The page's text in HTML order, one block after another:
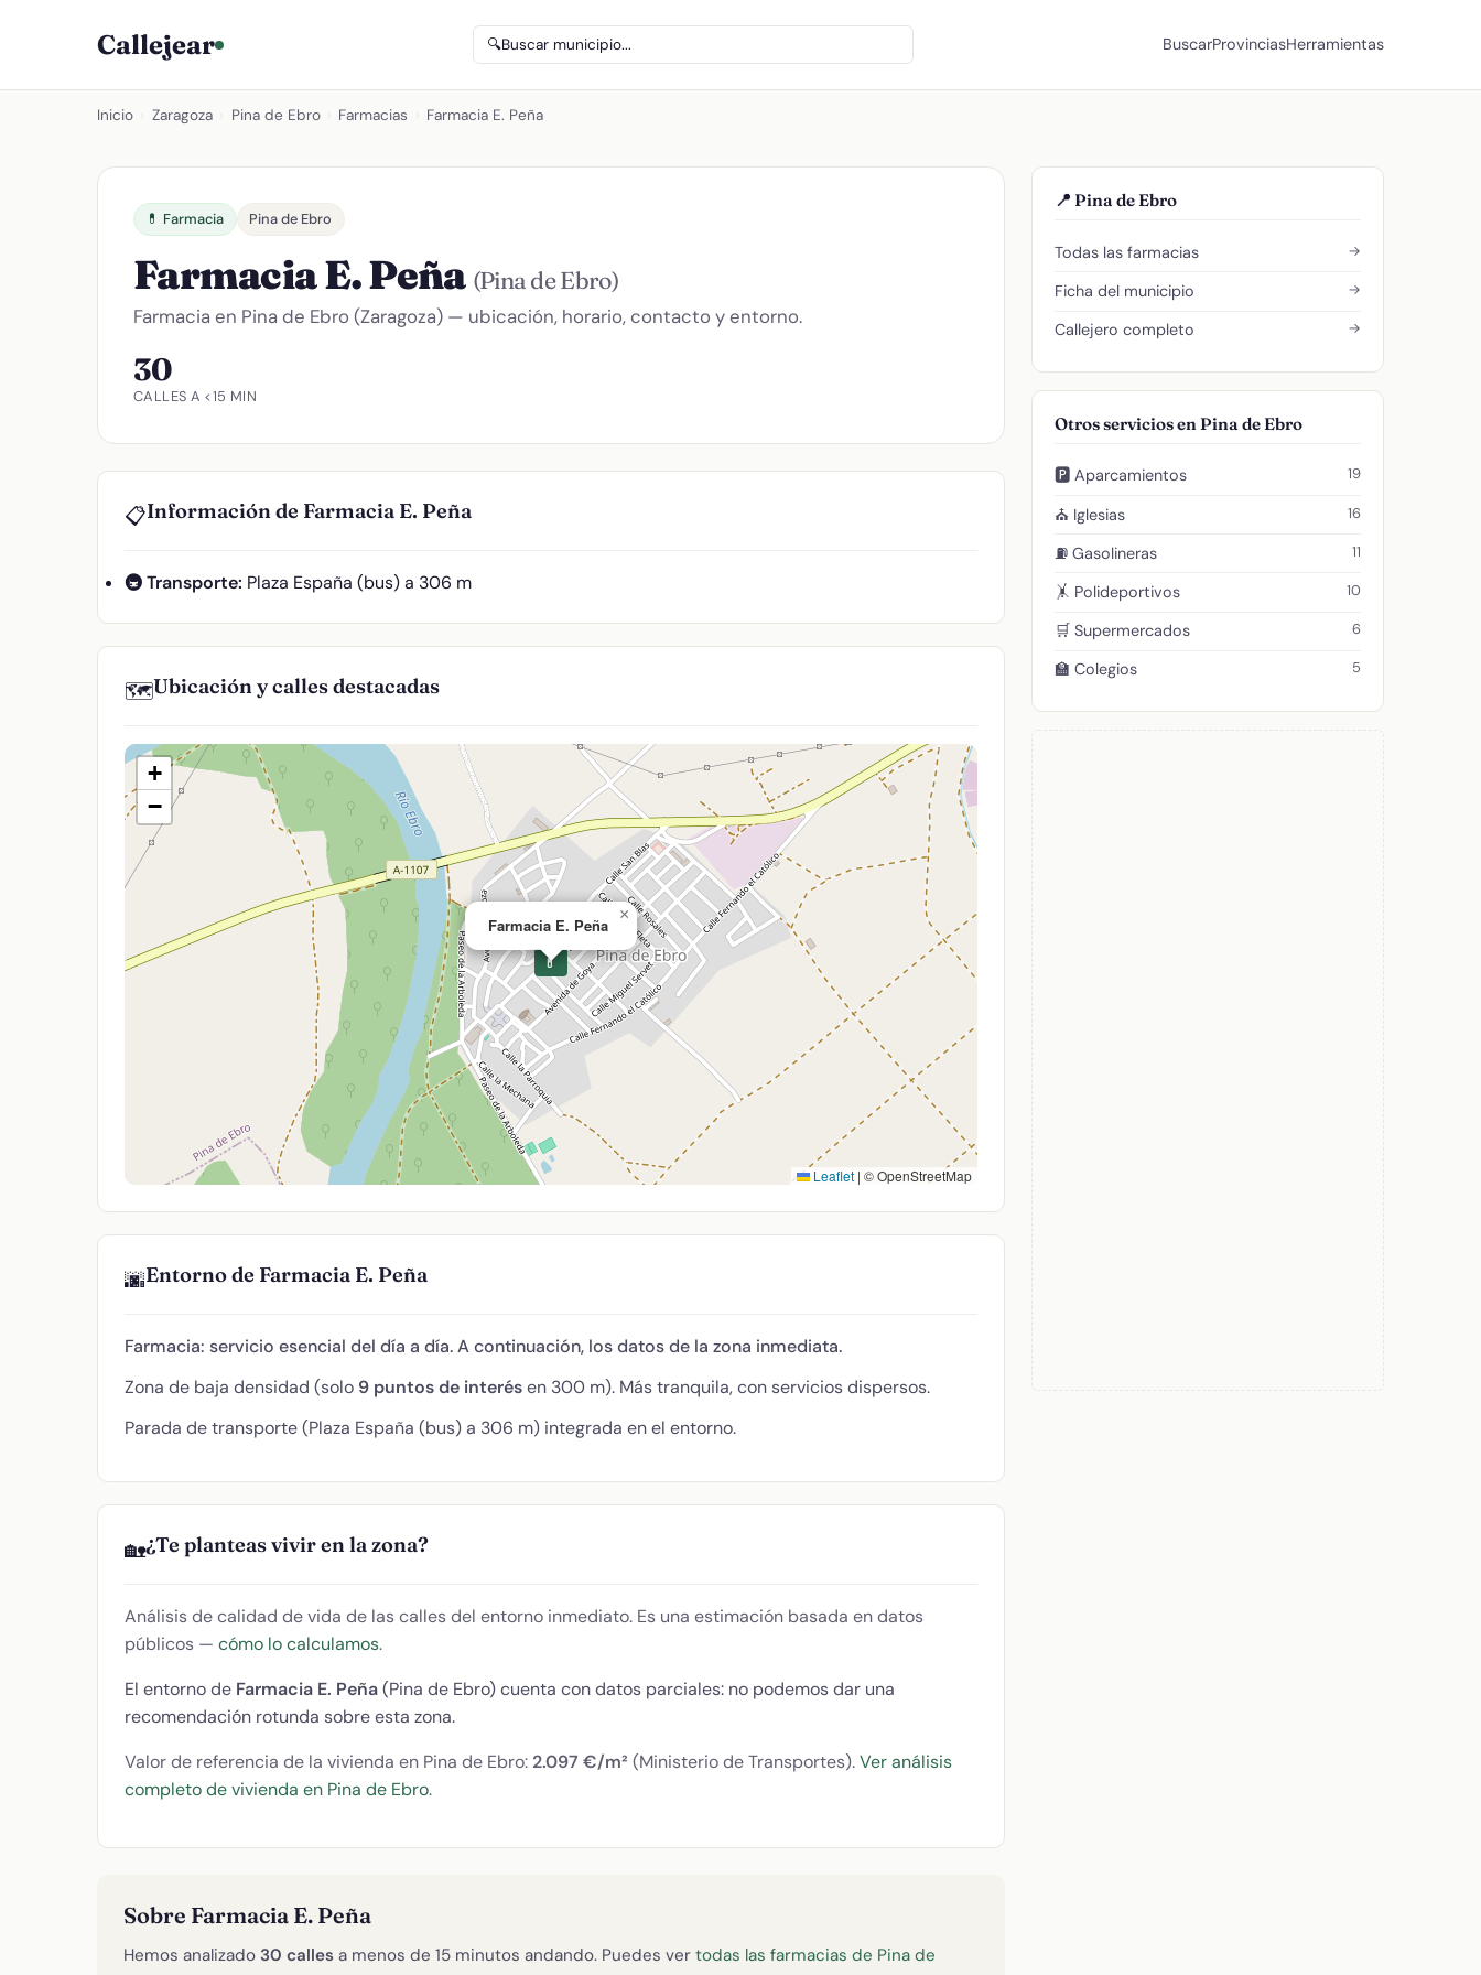
Callejear 🔍Buscar municipio... BuscarProvinciasHerramientas
Inicio Zaragoza Pina de Ebro Farmacias Farmacia E. Peña
💊 Farmacia Pina de Ebro
Farmacia E. Peña (Pina de Ebro)
Farmacia en Pina de Ebro (Zaragoza) — ubicación, horario, contacto y entorno.
30
CALLES A <15 MIN
📋Información de Farmacia E. Peña
🚇 Transporte: Plaza España (bus) a 306 m
🗺️Ubicación y calles destacadas
💊
Farmacia E. Peña
×
+
−
Leaflet | © OpenStreetMap
🌆Entorno de Farmacia E. Peña
Farmacia: servicio esencial del día a día. A continuación, los datos de la zona inmediata.
Zona de baja densidad (solo 9 puntos de interésen 300 m). Más tranquila, con servicios dispersos.
Parada de transporte (Plaza España (bus) a 306 m) integrada en el entorno.
🏡¿Te planteas vivir en la zona?
Análisis de calidad de vida de las calles del entorno inmediato. Es una estimación basada en datos
públicos — cómo lo calculamos.
El entorno de Farmacia E. Peña(Pina de Ebro) cuenta con datos parciales: no podemos dar una
recomendación rotunda sobre esta zona.
Valor de referencia de la vivienda en Pina de Ebro: 2.097 €/m² (Ministerio de Transportes).Ver análisis
completo de vivienda en Pina de Ebro.
Sobre Farmacia E. Peña
Hemos analizado 30 calles a menos de 15 minutos andando. Puedes ver todas las farmacias de Pina de
📍 Pina de Ebro
Todas las farmacias →
Ficha del municipio →
Callejero completo →
Otros servicios en Pina de Ebro
🅿️ Aparcamientos 19
⛪ Iglesias 16
⛽ Gasolineras 11
🤸 Polideportivos 10
🛒 Supermercados 6
🏫 Colegios 5